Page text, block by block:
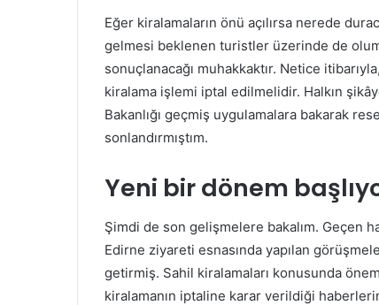
Eğer kiralamaların önü açılırsa nerede
gelmesi beklenen turistler üzerinde de
sonuçlanacağı muhakkaktır. Netice
kiralama işlemi iptal edilmelidir. Halkın
Bakanlığı geçmiş uygulamalara bakarak
sonlandırmıştım.
Yeni bir dönem
Şimdi de son gelişmelere bakalım. Geçen
Edirne ziyareti esnasında yapılan
getirmiş. Sahil kiralamaları konusunda
kiralamanın iptaline karar verildiği